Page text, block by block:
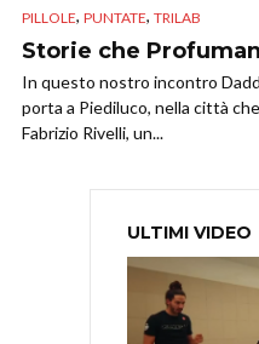
PILLOLE, PUNTATE, TRILAB
Storie che
In questo nostro incontro
porta a Piediluco, nella città
Fabrizio Rivelli, un...
ULTIMI VIDEO